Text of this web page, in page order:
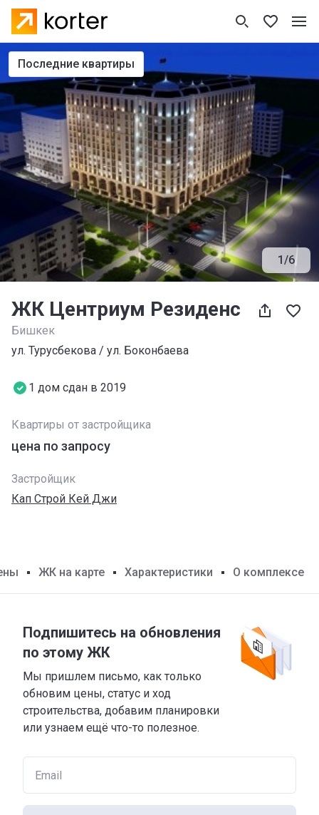
1/6
последние квартиры
ЖК Центриум Резиденс
Бишкек
ул. Турусбекова / ул. Боконбаева
1 дом сдан в 2019
Квартиры от застройщика
цена по запросу
Застройщик
Кап Строй Кей Джи
ЖК на карте Характеристики О комплексе
Подпишитесь на обновления
по этому ЖК
Мы пришлем письмо, как только
обновим цены, статус и ход
строительства, добавим планировки
или узнаем ещё что-то полезное.